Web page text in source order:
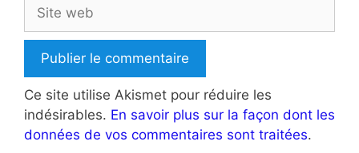
web
Ce site utilise Akismet pour réduire les
indésirables. En savoir plus sur la façon dont les
données de vos commentaires sont traitées.